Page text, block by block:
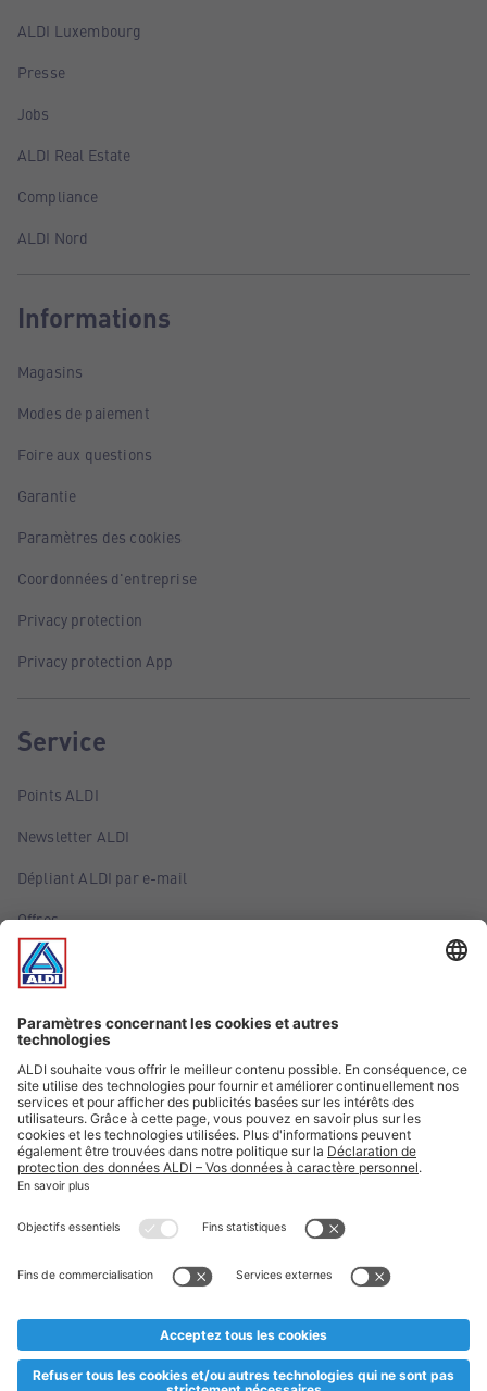
ALDI Luxembourg
Presse
Jobs
ALDI Real Estate
Compliance
ALDI Nord
Informations
Magasins
Modes de paiement
Foire aux questions
Garantie
Paramètres des cookies
Coordonnées d'entreprise
Privacy protection
Privacy protection App
Service
Points ALDI
Newsletter ALDI
Dépliant ALDI par e-mail
Offres
Infos essentielles
Suivez ALDI Luxembourg
Textes marqués d'un astérisque et mentions légales
esoulaang bis de Stock eidel ass. Mir soen Iech Merci fir Äert
Planifikatioun ausverkaaft sollte sinn. De VALORLUX-Präis an
** Op dësem Site huet d'Benotze vun der männlecher Form eng
besser Liesbarkeet am Sënn an huet keng diskriminéierend